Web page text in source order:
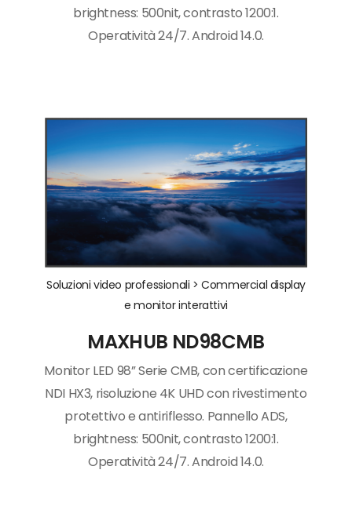
brightness: 500nit, contrasto 1200:1.
Operatività 24/7. Android 14.0.
Soluzioni video professionali >Commercial display
e monitor interattivi
MAXHUB ND98CMB
Monitor LED 98” Serie CMB, con certificazione
NDI HX3, risoluzione 4K UHD con rivestimento
protettivo e antiriflesso. Pannello ADS,
brightness: 500nit, contrasto 1200:1.
Operatività 24/7. Android 14.0.